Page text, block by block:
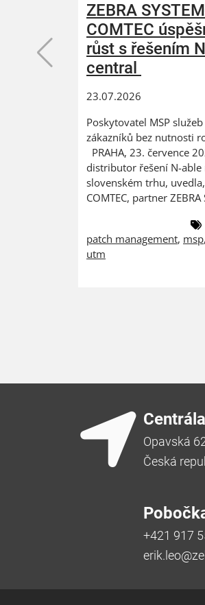
ZEBRA
COMTEC
růst s řešením
central
23.07.2026
Poskytovatel MSP
zákazníků bez nutnosti
PRAHA, 23. července
distributor řešení N-able
slovenském trhu,
COMTEC, partner ZEBRA
patch management, msp,
utm
Opavská
Česká
+421 917